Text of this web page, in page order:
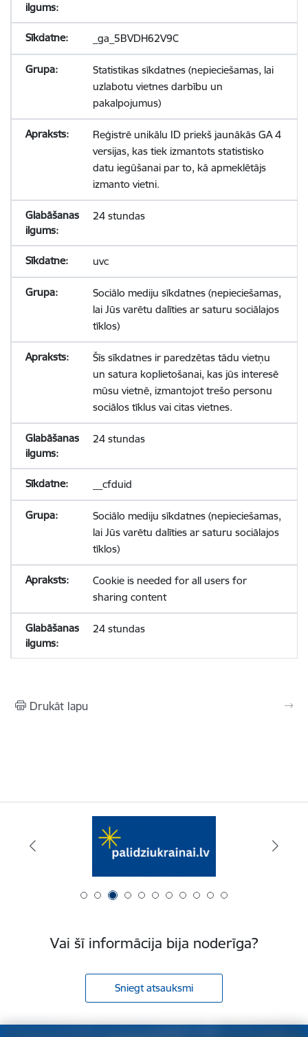
_ga_5BVDH62V9C
Statistikas sīkdatnes (nepieciešamas, lai
uzlabotu vietnes darbību un
pakalpojumus)
Reģistrē unikālu ID priekš jaunākās GA 4
versijas, kas tiek izmantots statistisko
datu iegūšanai par to, kā apmeklētājs
izmanto vietni.
24 stundas
uvc
Sociālo mediju sīkdatnes (nepieciešamas,
lai Jūs varētu dalīties ar saturu sociālajos
tīklos)
Šīs sīkdatnes ir paredzētas tādu vietņu
un satura koplietošanai, kas jūs interesē
mūsu vietnē, izmantojot trešo personu
sociālos tīklus vai citas vietnes.
24 stundas
__cfduid
Sociālo mediju sīkdatnes (nepieciešamas,
lai Jūs varētu dalīties ar saturu sociālajos
tīklos)
Cookie is needed for all users for
sharing content
24 stundas
Drukāt lapu
Vai šī informācija bija noderīga?
Sniegt atsauksmi